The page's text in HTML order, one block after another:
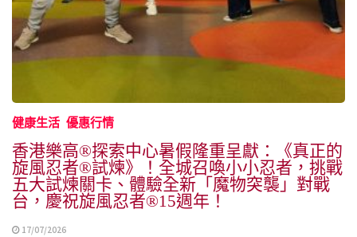
健康生活 優惠行情
香港樂高®探索中心暑假隆重呈獻：《真正的
旋風忍者®試煉》！全城召喚小小忍者，挑戰
五大試煉關卡、體驗全新「魔物突襲」對戰
台，慶祝旋風忍者®15週年！
17/07/2026